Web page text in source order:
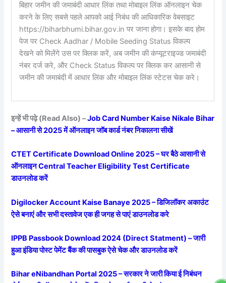
बिहार जमीन की जमाबंदी आधार लिंक तथा मोबाइल लिंक ऑनलाइन चेक
करने के लिए सबसे पहले आपको आई निबंध की आधिकारिक वेबसाइट
https://biharbhumi.bihar.gov.in पर जाना होगा। इसके बाद होम
पेज पर Check Aadhar / Mobile Seeding Status विकल्प
देखने को मिलेंगे उस पर क्लिक करें, अब जमीन की कंप्यूटराइज्ड जमाबंदी
नंबर दर्ज करे, और Check Status विकल्प पर क्लिक कर आसानी से
जमीन की जमाबंदी में आधार लिंक और मोबाइल लिंक स्टेटस चेक करे।
इन्हें भी पढ़े (Read Also) –Job Card Number Kaise Nikale Bihar
– आसानी से 2025 में ऑनलाइन जॉब कार्ड नंबर निकालना सीखें
CTET Certificate Download Online 2025 – घर बैठे आसानी से
ऑनलाइन Central Teacher Eligibility Test Certificate
डाउनलोड करें
Digilocker Account Kaise Banaye 2025 – डिजिलॉकर अकाउंट
ऐसे बनाएं और सभी दस्तावेज एक ही जगह से पाएं डाउनलोड करे
IPPB Passbook Download 2024 (Direct Statment) – जारी
हुआ इंडिया पोस्ट पेमेंट बैंक की पासबुक ऐसे चेक और डाउनलोड करें
Bihar eNibandhan Portal 2025 – सरकार ने जारी किया ई निबंधन